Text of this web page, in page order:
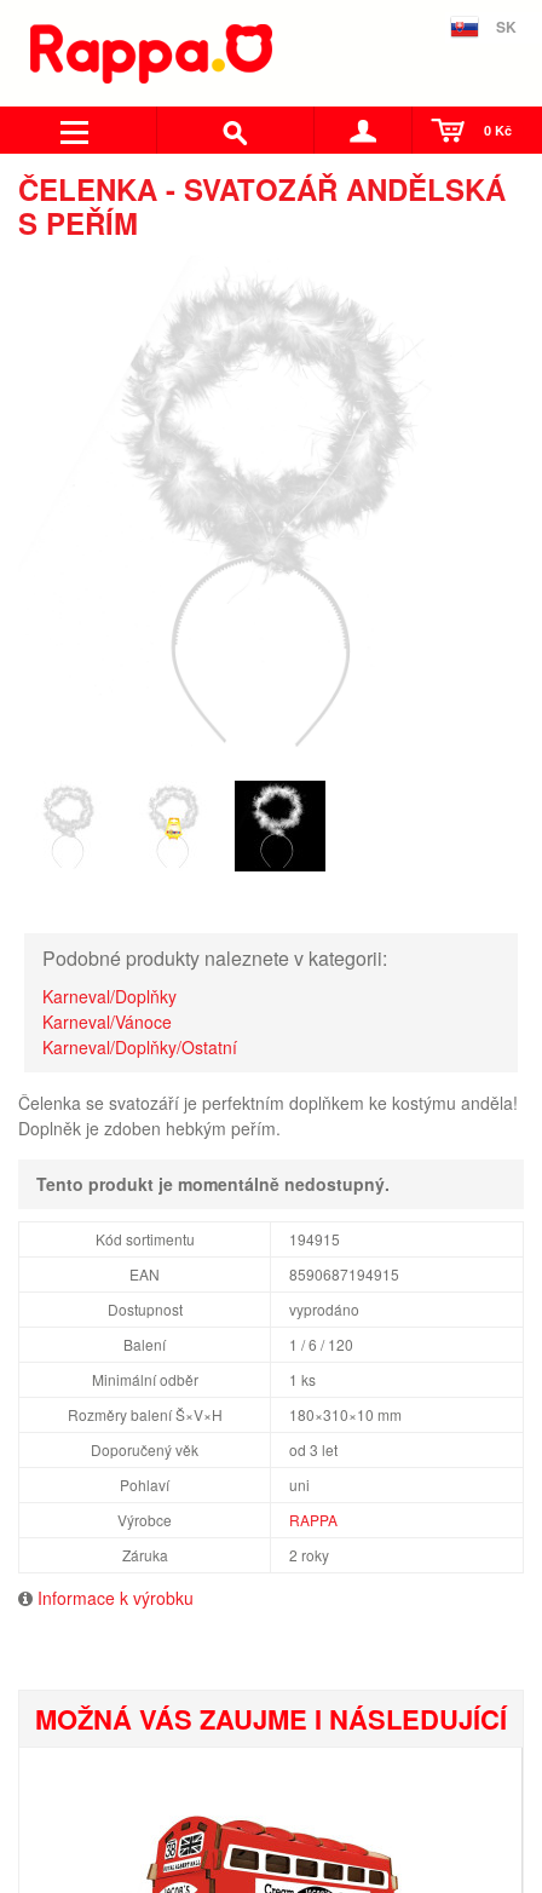
SK
0 Kč
ČELENKA - SVATOZÁŘ ANDĚLSKÁ
S PEŘÍM
Podobné produkty naleznete v kategorii:
Karneval/Doplňky
Karneval/Vánoce
Karneval/Doplňky/Ostatní
Čelenka se svatozáří je perfektním doplňkem ke kostýmu anděla!
Doplněk je zdoben hebkým peřím.
Tento produkt je momentálně nedostupný.
Kód sortimentu
194915
EAN
8590687194915
Dostupnost
vyprodáno
Balení
1 / 6 / 120
Minimální odběr
1 ks
Rozměry balení Š×V×H
180×310×10 mm
Doporučený věk
od 3 let
Pohlaví
uni
Výrobce
RAPPA
Záruka
2 roky
Informace k výrobku
MOŽNÁ VÁS ZAUJME I NÁSLEDUJÍCÍ